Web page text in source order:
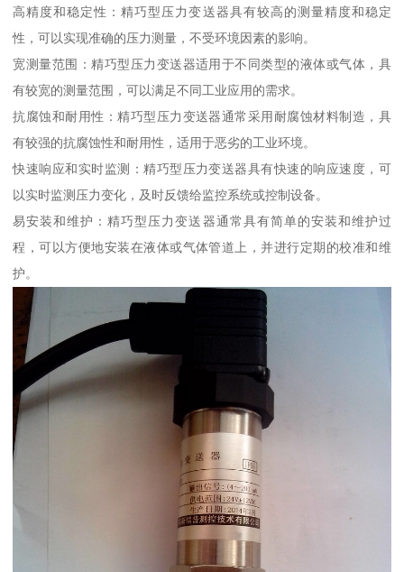
高精度和稳定性：精巧型压力变送器具有较高的测量精度和稳定
性，可以实现准确的压力测量，不受环境因素的影响。
宽测量范围：精巧型压力变送器适用于不同类型的液体或气体，具
有较宽的测量范围，可以满足不同工业应用的需求。
抗腐蚀和耐用性：精巧型压力变送器通常采用耐腐蚀材料制造，具
有较强的抗腐蚀性和耐用性，适用于恶劣的工业环境。
快速响应和实时监测：精巧型压力变送器具有快速的响应速度，可
以实时监测压力变化，及时反馈给监控系统或控制设备。
易安装和维护：精巧型压力变送器通常具有简单的安装和维护过
程，可以方便地安装在液体或气体管道上，并进行定期的校准和维
护。